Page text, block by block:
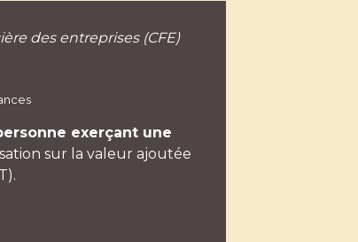
des entreprises (CFE)
exerçant une
sur la valeur ajoutée